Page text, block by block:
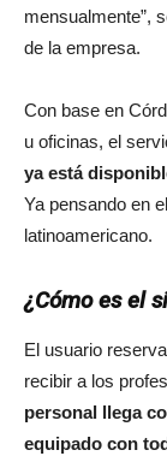
mensualmente”,
de la empresa.
Con base en
u oficinas, el
ya está
Ya pensando en
latinoamericano.
¿Cómo es el
El usuario
recibir a los
personal llega
equipado con